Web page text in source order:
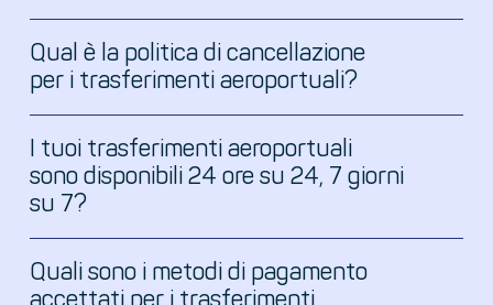
Qual è la politica di cancellazione
per i trasferimenti aeroportuali?
I tuoi trasferimenti aeroportuali
sono disponibili 24 ore su 24, 7 giorni
su 7?
Quali sono i metodi di pagamento
accettati per i trasferimenti